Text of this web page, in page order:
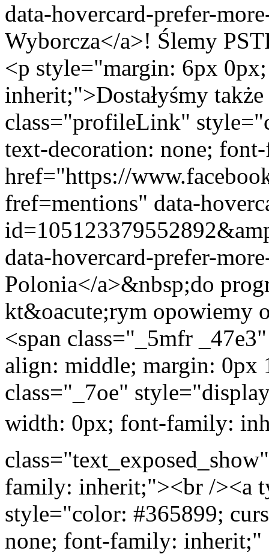
data-hovercard-prefer-
Wyborcza</a>! Ślemy
<p style="margin: 6px
inherit;">Dostałyśmy
class="profileLink"
text-decoration: none;
href="https://
fref=mentions" data-
data-hovercard-prefer-
Polonia</a>&nbsp;do
kt&oacute;rym opowiemy
<span class="_5mfr
align: middle; margin:
class="_7oe"
width: 0px; font-family:
family: inherit;"><br /><a
style="color: #365899;
none; font-family: inherit;"